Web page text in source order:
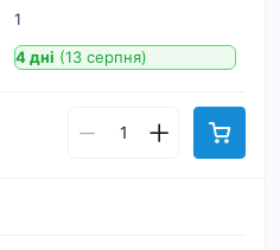
1
4 дні (13 серпня)